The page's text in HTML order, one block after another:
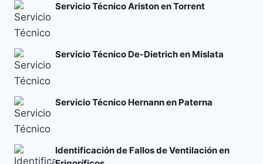
Servicio Técnico Ariston en Torrent
Servicio Técnico De-Dietrich en Mislata
Servicio Técnico Hernann en Paterna
Identificación de Fallos de Ventilación en